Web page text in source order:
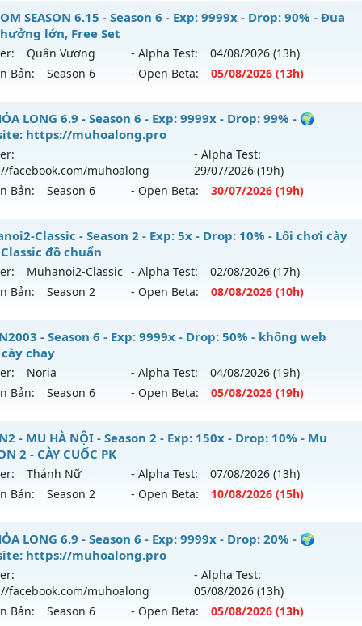
loại: Mu Nguyên bản Webzen
gold
LONG 15 - 🌍 Website: https://muhoalong.pro
ra tháng 07 2026 - Mở máy chủ https://facebook.com/
01/07/2626
Non Reset
Mu Nguyên bản Webzen
Xshiel
SEASON 6.15 - Season 6 - Exp: 9999x - Drop: 90% - Đua
lớn, Free Set
Quân Vương - Alpha Test: 04/08/2026 (13h)
Bản:
Season 6 - Open Beta: 05/08/2026 (13h)
SEASON 6.15 - Đua Top thưởng lớn, Free Set
mới ra tháng 08 2026 - Mở máy chủ
Quân Vương
9999x - Drop: 90%
loại: Mu Bán Đồ Full Trong Shop
Phoenix Season 6.15
LONG 6.9 - Season 6 - Exp: 9999x - Drop: 99% - 🌍
https://muhoalong.pro
facebook.com/muhoalong
- Alpha Test:
29/07/2026 (19h)
Bản:
Season 6 - Open Beta: 30/07/2026 (19h)
LONG 6.9 - 🌍 Website: https://muhoalong.pro
ra tháng 07 2026 - Mở máy chủ https://facebook.com/
30/07/2626
Non Reset
Mu Nguyên bản Webzen
Xshiel
Classic - Season 2 - Exp: 5x - Drop: 10% - Lối chơi cày
đồ chuẩn
Muhanoi2-Classic - Alpha Test: 02/08/2026 (17h)
Bản:
Season 2 - Open Beta: 08/08/2026 (10h)
Classic - Lối chơi cày cuốc Classic đồ chuẩn
mới ra tháng 08 2026 - Mở máy chủMuhanoi2-Classic
08/2626
reset: Reset In Game
loại: Mu Nguyên bản Webzen
Pro
- Season 6 - Exp: 9999x - Drop: 50% - không web
chay
Noria - Alpha Test: 04/08/2026 (19h)
Bản:
Season 6 - Open Beta: 05/08/2026 (19h)
- không web shop cày chay
mới ra tháng 08 2026 - Mở máy chủNoriavào 19h ngày
9999x - Drop: 50%
loại: Mu Nguyên bản Webzen
XSHield
- MU HÀ NỘI - Season 2 - Exp: 150x - Drop: 10% - Mu
2 - CÀY CUỐC PK
Thánh Nữ - Alpha Test: 07/08/2026 (13h)
Bản:
Season 2 - Open Beta: 10/08/2026 (15h)
- MU HÀ NỘI - Mu SEASON 2 - CÀY CUỐC PK
mới ra tháng 08 2026 - Mở máy chủ
Thánh Nữ
150x - Drop: 10%
LONG 6.9 - Season 6 - Exp: 9999x - Drop: 20% - 🌍
https://muhoalong.pro
facebook.com/muhoalong
- Alpha Test:
05/08/2026 (13h)
Bản:
Season 6 - Open Beta: 05/08/2026 (13h)